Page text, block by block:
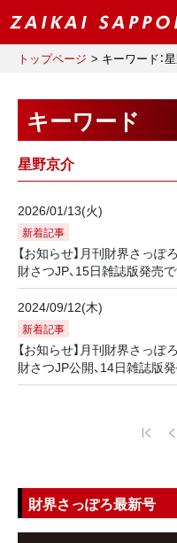
トップページ キーワード：
キーワード
星野京介
2026/01/13(火)
新着記事
【お知らせ】月刊財界さっ
財さつJP、15日雑誌版発売で
2024/09/12(木)
新着記事
【お知らせ】月刊財界さっ
財さつJP公開、14日雑誌版発
財界さっぽろ最新号